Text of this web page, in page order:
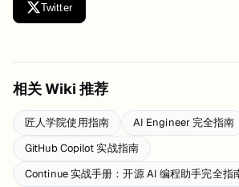
Twitter
相关 Wiki 推荐
匠人学院使用指南
AI Engineer 完全指南
GitHub Copilot 实战指南
Continue 实战手册：开源 AI 编程助手完全指